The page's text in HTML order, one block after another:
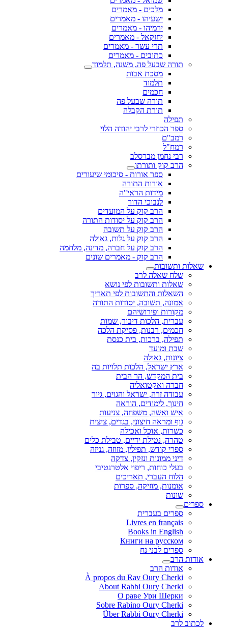
מלכים - מאמרים
ישעיהו - מאמרים
ירמיהו - מאמרים
יחזקאל - מאמרים
תרי עשר - מאמרים
כתובים - מאמרים
תורה שבעל פה, משנה, תלמוד
מסכת אבות
תלמוד
חכמים
תורה שבעל פה
תורת הקבלה
תפילה
ספר הכוזרי לרבי יהודה הלוי
רמב"ם
רמח"ל
רבי נחמן מברסלב
הרב קוק ותורתו
ספר אורות - סיכומי שיעורים
אורות התורה
מידות הראי"ה
לנבוכי הדור
הרב קוק על המועדים
הרב קוק על יסודות התורה
הרב קוק על תשובה
הרב קוק על גלות, גאולה
הרב קוק על חברה, מדינה, מלחמה
הרב קוק - מאמרים שונים
שאלות ותשובות
שלח שאלה לרב
שאלות ותשובות לפי נושא
השאלות והתשובות לפי תאריך
אמונה, תשובה, יסודות התורה
מקורות ופירושיהם
עברית, הלכות דיבור, שמות
חכמים, רבנות, פסיקת הלכה
תפילה, ברכות, בית כנסת
שבת ומועד
ציונות, גאולה
ארץ ישראל, הלכות תלויות בה
בית המקדש, הר הבית
חברה ואקטואליה
עבודה זרה, ישראל והגוים, גיור
חינוך, לימודים, הוראה
איש ואשה, משפחה, צניעות
גוף ומראה חיצוני, בגדים, ציצית
כשרות, אוכל ואכילה
טהרה, נטילת ידיים, טבילת כלים
ספרי קודש, תפילין, מזוזה, גניזה
דיני ממונות ונזקין, צדקה
בעלי כוחות, ריפוי אלטרנטיבי
הלוח העברי, תאריכים
אומנות, מוזיקה, ספרות
שונות
ספרים
ספרים בעברית
Livres en français
Books in English
Книги на русском
ספרים לבני נח
אודות הרב
אודות הרב
À propos du Rav Oury Cherki
About Rabbi Oury Cherki
О раве Ури Шерки
Sobre Rabino Oury Cherki
Über Rabbi Oury Cherki
לכתוב לרב